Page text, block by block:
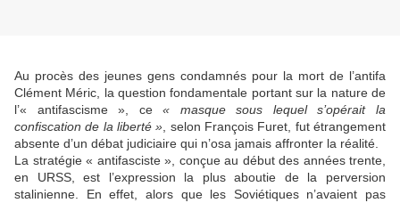
Au procès des jeunes gens condamnés pour la mort de l’antifa
Clément Méric, la question fondamentale portant sur la nature de
l’« antifascisme », ce« masque sous lequel s’opérait la
confiscation de la liberté » , selon François Furet, fut étrangement
absente d’un débat judiciaire qui n’osa jamais affronter la réalité.
La stratégie « antifasciste », conçue au début des années trente,
en URSS, est l’expression la plus aboutie de la perversion
stalinienne. En effet, alors que les Soviétiques n’avaient pas